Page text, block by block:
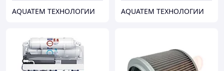
AQUATEM ТЕХНОЛОГИИ AQUATEM ТЕХНОЛОГИИ